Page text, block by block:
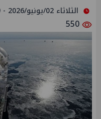
الثلاثاء 02/يونيو/2026 - 10:19 م